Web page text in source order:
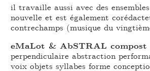
il travaille aussi avec des
nouvelle et est également
contrechamps (musique du
eMaLot & AbSTRAL compost
perpendiculaire abstraction
voix objets syllabes forme